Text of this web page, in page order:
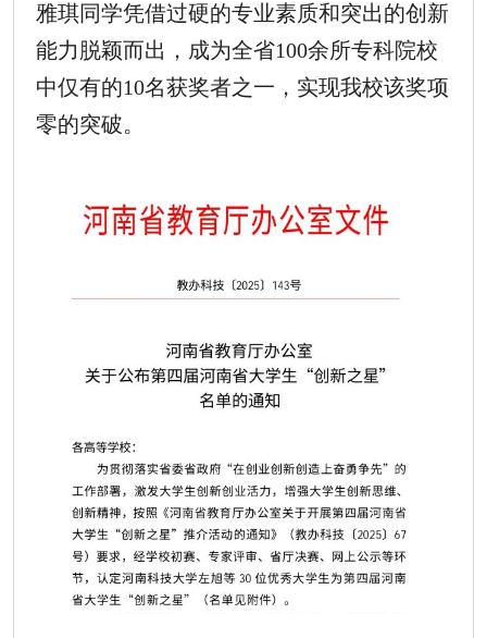
雅琪同学凭借过硬的专业素质和突出的创新
能力脱颖而出，成为全省100余所专科院校
中仅有的10名获奖者之一，实现我校该奖项
零的突破。